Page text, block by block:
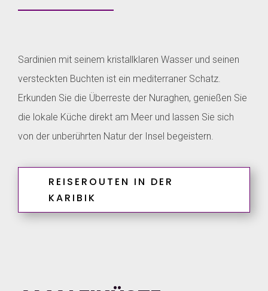
Sardinien mit seinem kristallklaren Wasser und seinen
versteckten Buchten ist ein mediterraner Schatz.
Erkunden Sie die Überreste der Nuraghen, genießen Sie
die lokale Küche direkt am Meer und lassen Sie sich
von der unberührten Natur der Insel begeistern.
REISEROUTEN IN DER
KARIBIK